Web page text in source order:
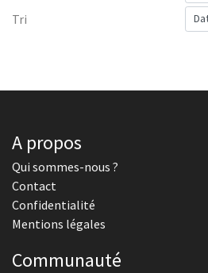
Tri
A propos
Qui sommes-nous ?
Contact
Confidentialité
Mentions légales
Communauté